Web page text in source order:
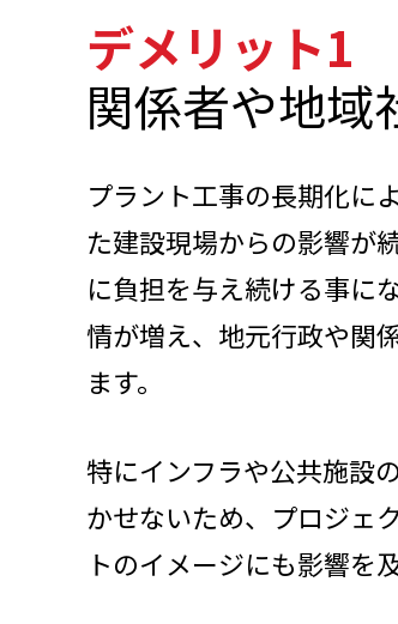
デメリット1
関係者や地域
プラント工事の長期化に
た建設現場からの影響が
に負担を与え続ける事に
情が増え、地元行政や関
ます。
特にインフラや公共施設
かせないため、プロジェ
トのイメージにも影響を